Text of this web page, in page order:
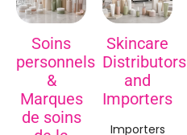
Soins
personnels
&
Marques
de soins
Skincare
Distributors
and
Importers
Importers